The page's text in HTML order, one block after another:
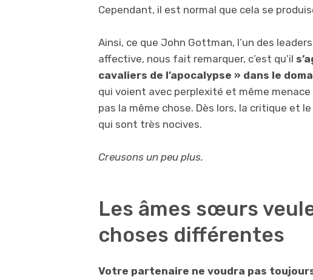
Cependant, il est normal que cela se
Ainsi, ce que John Gottman, l’un des
affective, nous fait remarquer, c’est qu’il
cavaliers de l’apocalypse » dans le
qui voient avec perplexité et même
pas la même chose. Dès lors, la critique et
qui sont très nocives.
Creusons un peu plus.
Les âmes sœurs
choses différentes
Votre partenaire ne voudra pas